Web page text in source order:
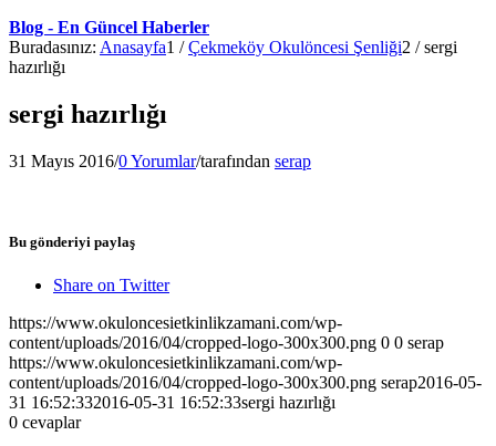
Blog - En Güncel Haberler
Buradasınız: Anasayfa1 / Çekmeköy Okulöncesi Şenliği2 / sergi
hazırlığı
sergi hazırlığı
31 Mayıs 2016/0 Yorumlar/tarafından serap
Bu gönderiyi paylaş
Share on Twitter
https://www.okuloncesietkinlikzamani.com/wp-
content/uploads/2016/04/cropped-logo-300x300.png 0 0 serap
https://www.okuloncesietkinlikzamani.com/wp-
content/uploads/2016/04/cropped-logo-300x300.png serap2016-05-
31 16:52:332016-05-31 16:52:33sergi hazırlığı
0 cevaplar